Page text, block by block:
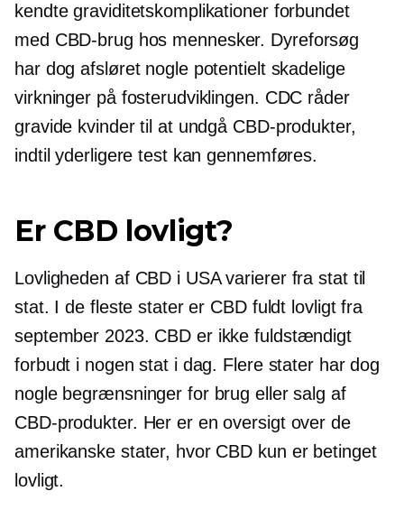
kendte graviditetskomplikationer forbundet
med CBD-brug hos mennesker. Dyreforsøg
har dog afsløret nogle potentielt skadelige
virkninger på fosterudviklingen. CDC råder
gravide kvinder til at undgå CBD-produkter,
indtil yderligere test kan gennemføres.
Er CBD lovligt?
Lovligheden af ​​CBD i USA varierer fra stat til
stat. I de fleste stater er CBD fuldt lovligt fra
september 2023. CBD er ikke fuldstændigt
forbudt i nogen stat i dag. Flere stater har dog
nogle begrænsninger for brug eller salg af
CBD-produkter. Her er en oversigt over de
amerikanske stater, hvor CBD kun er betinget
lovligt.